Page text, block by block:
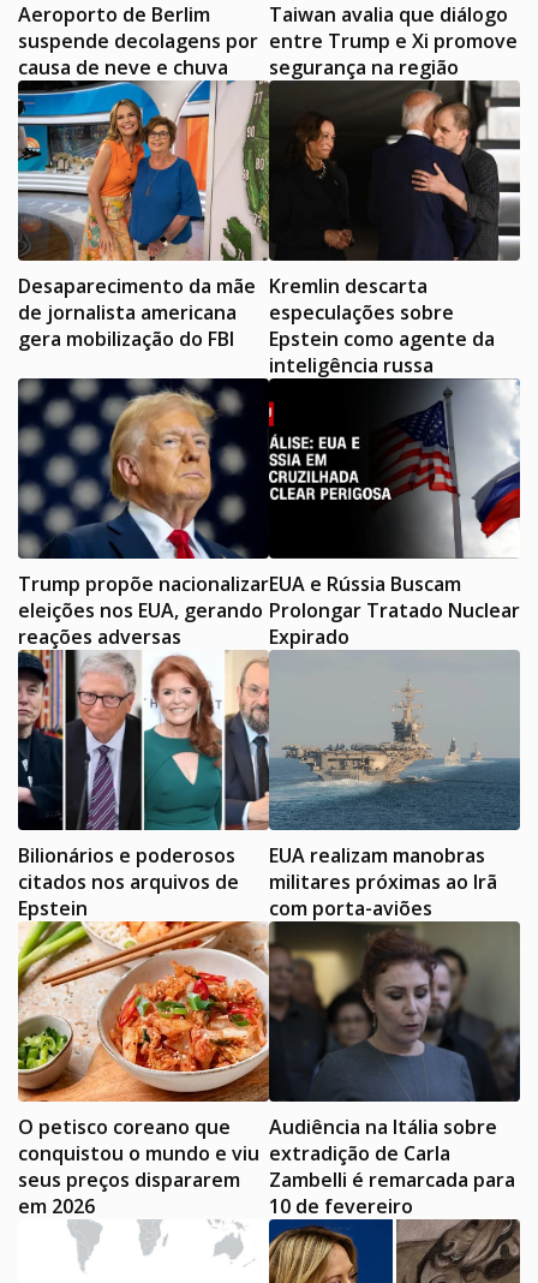
Aeroporto de Berlim
suspende decolagens por
causa de neve e chuva
Taiwan avalia que diálogo
entre Trump e Xi promove
segurança na região
Desaparecimento da mãe
de jornalista americana
gera mobilização do FBI
Kremlin descarta
especulações sobre
Epstein como agente da
inteligência russa
Trump propõe nacionalizar
eleições nos EUA, gerando
reações adversas
EUA e Rússia Buscam
Prolongar Tratado Nuclear
Expirado
Bilionários e poderosos
citados nos arquivos de
Epstein
EUA realizam manobras
militares próximas ao Irã
com porta-aviões
O petisco coreano que
conquistou o mundo e viu
seus preços dispararem
em 2026
Audiência na Itália sobre
extradição de Carla
Zambelli é remarcada para
10 de fevereiro